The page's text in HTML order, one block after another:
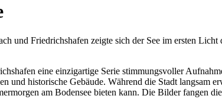
und Friedrichshafen zeigte sich der See im ersten
eine einzigartige Serie stimmungsvoller
historische Gebäude. Während die Stadt langsam
am Bodensee bieten kann. Die Bilder fangen